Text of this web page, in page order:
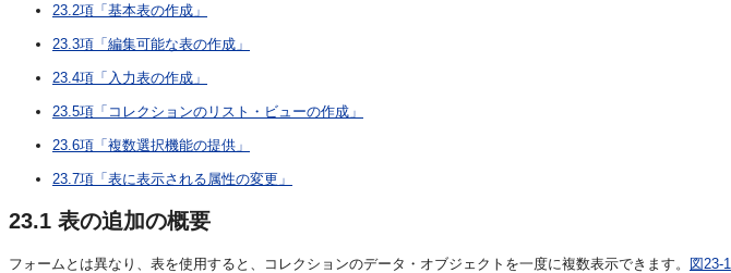
23.2項「基本表の作成」
23.3項「編集可能な表の作成」
23.4項「入力表の作成」
23.5項「コレクションのリスト・ビューの作成」
23.6項「複数選択機能の提供」
23.7項「表に表示される属性の変更」
23.1 表の追加の概要
フォームとは異なり、表を使用すると、コレクションのデータ・オブジェクトを一度に複数表示できます。 図23-1